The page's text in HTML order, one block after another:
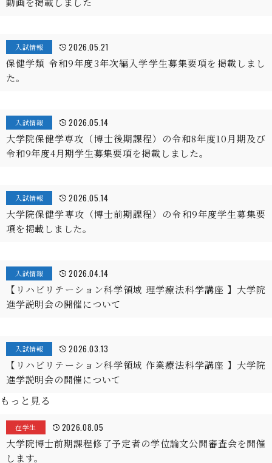
入試情報 2026.05.21
保健学類 令和9年度3年次編入学学生募集要項を掲載しまし
た。
入試情報 2026.05.14
大学院保健学専攻（博士後期課程）の令和8年度10月期及び
令和9年度4月期学生募集要項を掲載しました。
入試情報 2026.05.14
大学院保健学専攻（博士前期課程）の令和9年度学生募集要
項を掲載しました。
入試情報 2026.04.14
【リハビリテーション科学領域 理学療法科学講座 】大学院
進学説明会の開催について
入試情報 2026.03.13
【リハビリテーション科学領域 作業療法科学講座 】大学院
進学説明会の開催について
もっと見る
在学生 2026.08.05
大学院博士前期課程修了予定者の学位論文公開審査会を開催
します。